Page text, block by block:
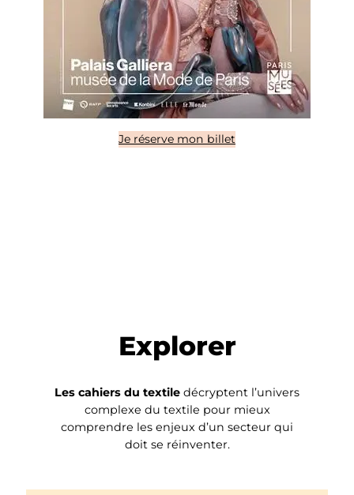
Je réserve mon billet
Explorer
Les cahiers du textile décryptent l’univers
complexe du textile pour mieux
comprendre les enjeux d’un secteur qui
doit se réinventer.